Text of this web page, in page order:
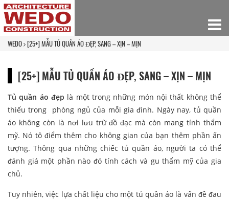
WEDO [25+] MẪU TỦ QUẦN ÁO ĐẸP, SANG – XỊN – MỊN
[25+] MẪU TỦ QUẦN ÁO ĐẸP, SANG – XỊN – MỊN
Tủ quần áo đẹp là một trong những món nội thất không thể
thiếu trong
phòng ngủ của mỗi gia đình. Ngày nay, tủ quần
áo không còn là nơi lưu trữ đồ đạc mà còn mang tính thẩm
mỹ. Nó tô điểm thêm cho không gian của bạn thêm phần ấn
tượng. Thông qua những chiếc tủ quần áo, người ta có thể
đánh giá một phần nào đó tính cách và gu thẩm mỹ của gia
chủ.
Tuy nhiên, việc lựa chất liệu cho một tủ quần áo là vấn đề đau